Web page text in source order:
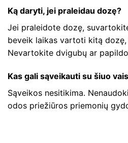
Ką daryti, jei praleidau dozę?
Jei praleidote dozę,
beveik laikas vartoti kitą
Nevartokite dvigubų ar
Kas gali sąveikauti su šiuo
Sąveikos nesitikima.
odos priežiūros priemonių